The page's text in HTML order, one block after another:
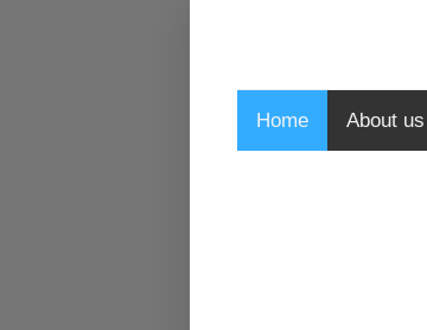
Home About us